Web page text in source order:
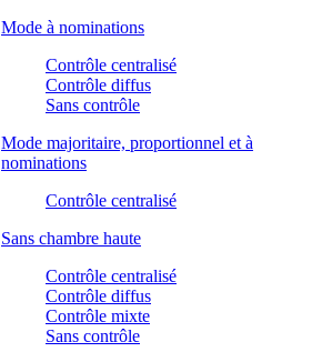
Mode à nominations
Contrôle centralisé
Contrôle diffus
Sans contrôle
Mode majoritaire, proportionnel et à
nominations
Contrôle centralisé
Sans chambre haute
Contrôle centralisé
Contrôle diffus
Contrôle mixte
Sans contrôle